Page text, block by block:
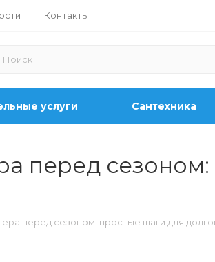
Контакты
услуги Сантехника
перед
перед сезоном: простые шаги для